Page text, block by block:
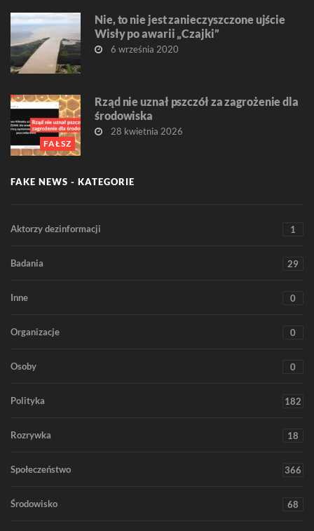
Nie, to nie jest zanieczyszczone ujście
Wisły po awarii „Czajki”
6 września 2020
FAŁSZ
Rząd nie uznał pszczół za zagrożenie dla
środowiska
28 kwietnia 2026
FAKE NEWS - KATEGORIE
Aktorzy dezinformacji 1
Badania 29
Inne 0
Organizacje 0
Osoby 0
Polityka 182
Rozrywka 18
Społeczeństwo 366
Środowisko 68